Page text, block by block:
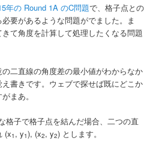
年の Round 1A のC問題で、格子点との
要があるような問題がでました。ま
て角度を計算して処理したくなる問題
二直線の角度差の最小値がわからなか
書きです。ウェブで探せば既にどこか
まあ。
格子で格子点を結んだ場合、二つの直
(x1 , y1), (x2, y2) とします。